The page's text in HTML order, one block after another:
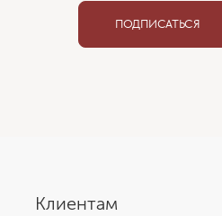
ПОДПИСАТЬСЯ
Клиентам